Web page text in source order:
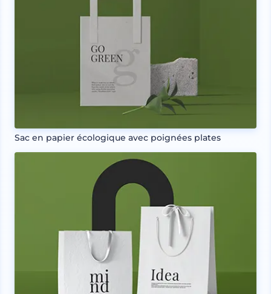
Sac en papier écologique avec poignées plates